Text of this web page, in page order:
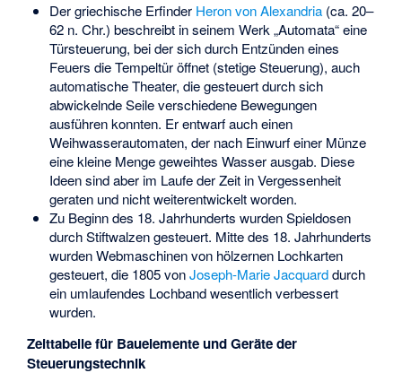
Der griechische Erfinder Heron von Alexandria(ca. 20–
62 n. Chr.) beschreibt in seinem Werk „Automata“ eine
Türsteuerung, bei der sich durch Entzünden eines
Feuers die Tempeltür öffnet (stetige Steuerung), auch
automatische Theater, die gesteuert durch sich
abwickelnde Seile verschiedene Bewegungen
ausführen konnten. Er entwarf auch einen
Weihwasserautomaten, der nach Einwurf einer Münze
eine kleine Menge geweihtes Wasser ausgab. Diese
Ideen sind aber im Laufe der Zeit in Vergessenheit
geraten und nicht weiterentwickelt worden.
Zu Beginn des 18. Jahrhunderts wurden Spieldosen
durch Stiftwalzen gesteuert. Mitte des 18. Jahrhunderts
wurden Webmaschinen von hölzernen Lochkarten
gesteuert, die 1805 vonJoseph-Marie Jacquarddurch
ein umlaufendes Lochband wesentlich verbessert
wurden.
Zeittabelle für Bauelemente und Geräte der
Steuerungstechnik